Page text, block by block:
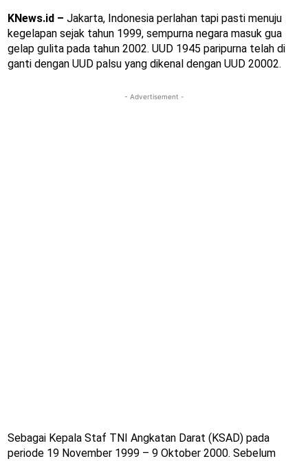
KNews.id – Jakarta, Indonesia perlahan tapi pasti menuju
kegelapan sejak tahun 1999, sempurna negara masuk gua
gelap gulita pada tahun 2002. UUD 1945 paripurna telah di
ganti dengan UUD palsu yang dikenal dengan UUD 20002.
- Advertisement -
Sebagai Kepala Staf TNI Angkatan Darat (KSAD) pada
periode 19 November 1999 – 9 Oktober 2000. Sebelum